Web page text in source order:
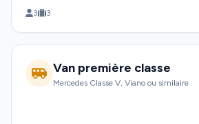
3 3
Van première classe
Mercedes Classe V, Viano ou similaire